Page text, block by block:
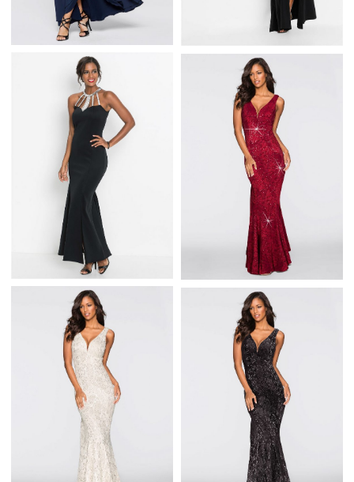
DŁUGA SUKIENKA
DOPASOWANA W TALII
SUKNIA WIECZOROWA
Z DŁUGIM RĘKAWEM
CZARNA DŁUGA
SUKNIA WIECZOROWA
Z RAMIĄCZKAMI
ZDOBIONYMI
BROKATOWYMI
KAMIENIAMI
CZERWONA SUKIENKA
WIECZOROWA
ZDOBIONA CEKINAMI